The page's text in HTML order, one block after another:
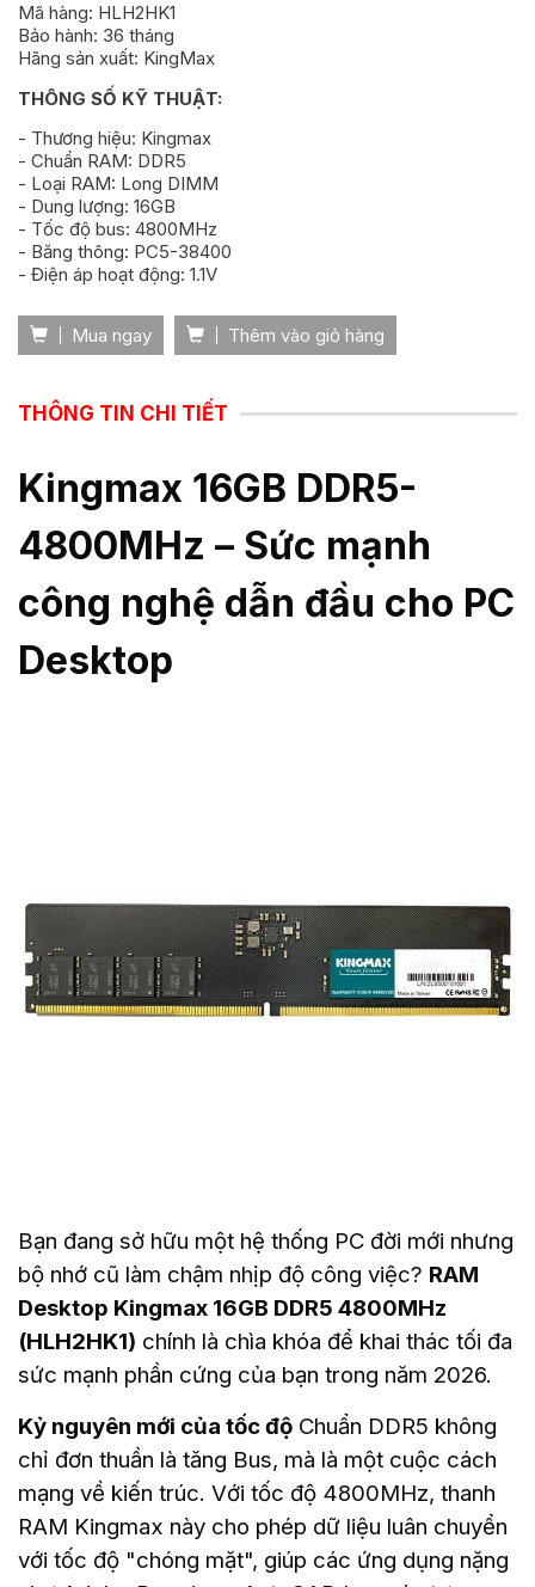
Mã hàng: HLH2HK1
Bảo hành: 36 tháng
Hãng sản xuất: KingMax
THÔNG SỐ KỸ THUẬT:
- Thương hiệu: Kingmax
- Chuẩn RAM: DDR5
- Loại RAM: Long DIMM
- Dung lượng: 16GB
- Tốc độ bus: 4800MHz
- Băng thông: PC5-38400
- Điện áp hoạt động: 1.1V
Mua ngay Thêm vào giỏ hàng
THÔNG TIN CHI TIẾT
Kingmax 16GB DDR5-
4800MHz – Sức mạnh
công nghệ dẫn đầu cho PC
Desktop
Bạn đang sở hữu một hệ thống PC đời mới nhưng
bộ nhớ cũ làm chậm nhịp độ công việc? RAM
Desktop Kingmax 16GB DDR5 4800MHz
(HLH2HK1) chính là chìa khóa để khai thác tối đa
sức mạnh phần cứng của bạn trong năm 2026.
Kỷ nguyên mới của tốc độ Chuẩn DDR5 không
chỉ đơn thuần là tăng Bus, mà là một cuộc cách
mạng về kiến trúc. Với tốc độ 4800MHz, thanh
RAM Kingmax này cho phép dữ liệu luân chuyển
với tốc độ "chóng mặt", giúp các ứng dụng nặng